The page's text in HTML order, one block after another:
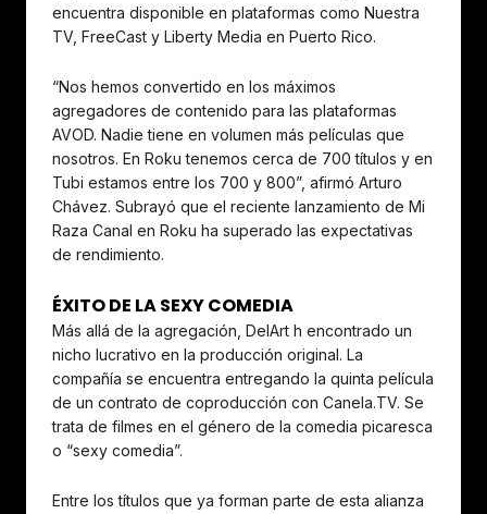
encuentra disponible en plataformas como Nuestra
TV, FreeCast y Liberty Media en Puerto Rico.
“Nos hemos convertido en los máximos
agregadores de contenido para las plataformas
AVOD. Nadie tiene en volumen más películas que
nosotros. En Roku tenemos cerca de 700 títulos y en
Tubi estamos entre los 700 y 800”, afirmó Arturo
Chávez. Subrayó que el reciente lanzamiento de Mi
Raza Canal en Roku ha superado las expectativas
de rendimiento.
ÉXITO DE LA SEXY COMEDIA
Más allá de la agregación, DelArt h encontrado un
nicho lucrativo en la producción original. La
compañía se encuentra entregando la quinta película
de un contrato de coproducción con Canela.TV. Se
trata de filmes en el género de la comedia picaresca
o “sexy comedia”.
Entre los títulos que ya forman parte de esta alianza